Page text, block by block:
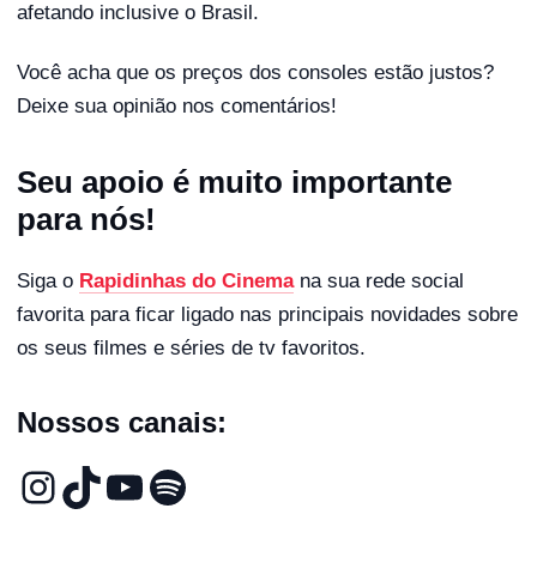
afetando inclusive o Brasil.
Você acha que os preços dos consoles estão justos?
Deixe sua opinião nos comentários!
Seu apoio é muito importante
para nós!
Siga o Rapidinhas do Cinemana sua rede social
favorita para ficar ligado nas principais novidades sobre
os seus filmes e séries de tv favoritos.
Nossos canais: